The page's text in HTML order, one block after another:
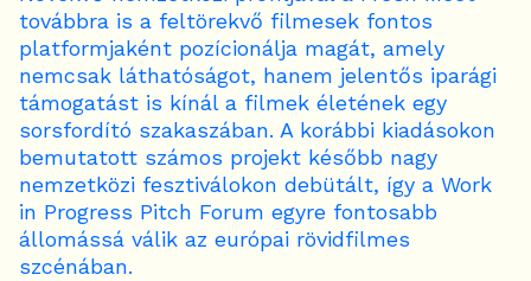
továbbra is a feltörekvő filmesek fontos
platformjaként pozícionálja magát, amely
nemcsak láthatóságot, hanem jelentős iparági
támogatást is kínál a filmek életének egy
sorsfordító szakaszában. A korábbi kiadásokon
bemutatott számos projekt később nagy
nemzetközi fesztiválokon debütált, így a Work
in Progress Pitch Forum egyre fontosabb
állomássá válik az európai rövidfilmes
szcénában.